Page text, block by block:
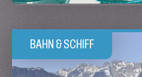
BAHN & SCHIFF